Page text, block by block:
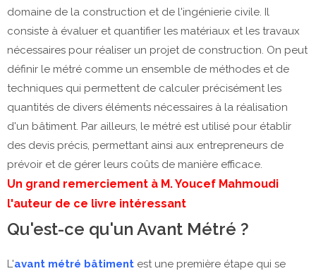
domaine de la construction et de l'ingénierie civile. Il
consiste à évaluer et quantifier les matériaux et les travaux
nécessaires pour réaliser un projet de construction. On peut
définir le métré comme un ensemble de méthodes et de
techniques qui permettent de calculer précisément les
quantités de divers éléments nécessaires à la réalisation
d'un bâtiment. Par ailleurs, le métré est utilisé pour établir
des devis précis, permettant ainsi aux entrepreneurs de
prévoir et de gérer leurs coûts de manière efficace.
Un grand remerciement à M. Youcef Mahmoudi
l'auteur de ce livre intéressant
Qu'est-ce qu'un Avant Métré ?
L'avant métré bâtiment est une première étape qui se